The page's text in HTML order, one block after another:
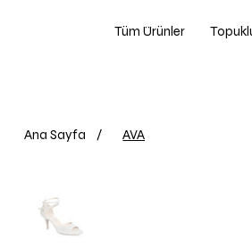
Tüm Ürünler
Ana Sayfa / AVA